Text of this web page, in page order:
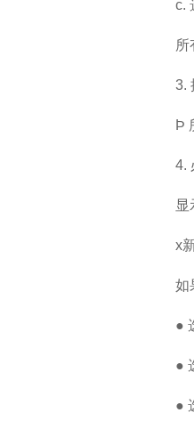
c.
所
3.
Þ
4.
显
x
如
●
●
●